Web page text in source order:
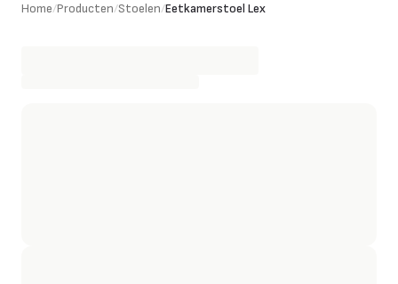
Eetkamerstoel Lex
Home/Producten/Stoelen/Eetkamerstoel Lex